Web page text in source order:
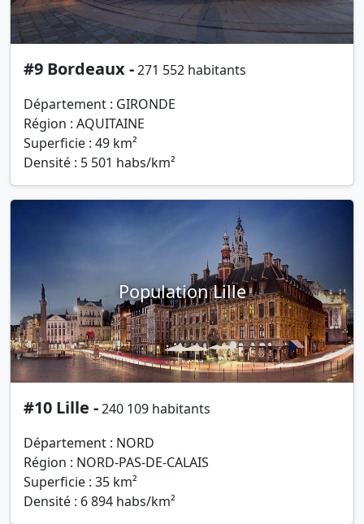
#9 Bordeaux -271 552 habitants
Département : GIRONDE
Région : AQUITAINE
Superficie : 49 km²
Densité : 5 501 habs/km²
Population Lille
#10 Lille -240 109 habitants
Département : NORD
Région : NORD-PAS-DE-CALAIS
Superficie : 35 km²
Densité : 6 894 habs/km²